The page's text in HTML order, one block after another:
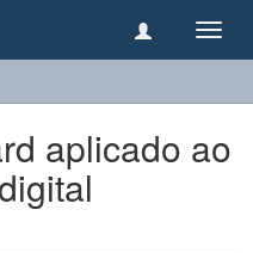
aplicado ao